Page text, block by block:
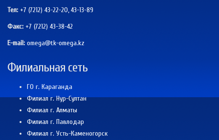
Тел: +7 (7212) 43-22-20, 43-13-89
Факс: +7 (7212) 43-38-42
E-mail: omega@tk-omega.kz
Филиальная сеть
ГО г. Караганда
Филиал г. Нур-Султан
Филиал г. Алматы
Филиал г. Павлодар
Филиал г. Усть-Каменогорск